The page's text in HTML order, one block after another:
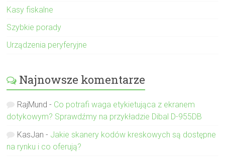
Kasy fiskalne
Szybkie porady
Urządzenia peryferyjne
Najnowsze komentarze
RajMund - Co potrafi waga etykietująca z ekranem
dotykowym? Sprawdźmy na przykładzie Dibal D-955DB
KasJan - Jakie skanery kodów kreskowych są dostępne
na rynku i co oferują?